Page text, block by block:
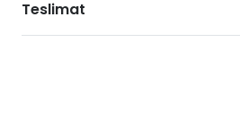
Teslimat